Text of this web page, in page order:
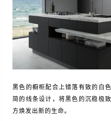
黑色的橱柜配合上错落有致的白
简的线条设计，将黑色的沉稳极
方焕发出新的生命。